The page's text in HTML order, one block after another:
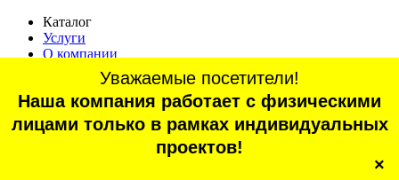
Каталог
Услуги
О компании
Статьи
Контакты
Отзывы
г. Санкт-Петербург, проспект Обуховской Обороны, 70, корп.
Уважаемые посетители!
Наша компания работает с физическими
лицами только в рамках индивидуальных
проектов!
×